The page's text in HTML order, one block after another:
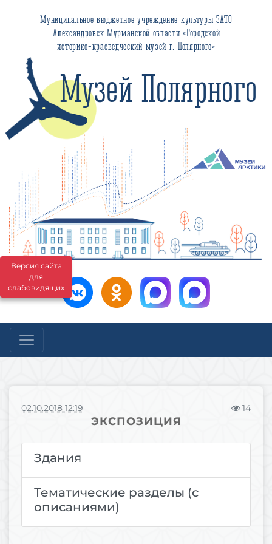
Версия сайта
для
слабовидящих
Муниципальное бюджетное учреждение культуры ЗАТО
Александровск Мурманской области «Городской
историко-краеведческий музей г. Полярного»
02.10.2018 12:19 14
ЭКСПОЗИЦИЯ
Здания
Тематические разделы (с
описаниями)